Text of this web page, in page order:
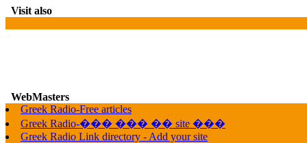
Visit also
WebMasters
Greek Radio-Free articles
Greek Radio-��� ��� �� site ���
Greek Radio Link directory - Add your site